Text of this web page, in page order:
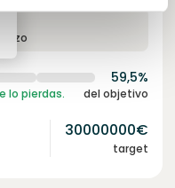
plazo
59,5%
lo pierdas. del objetivo
30000000€
target